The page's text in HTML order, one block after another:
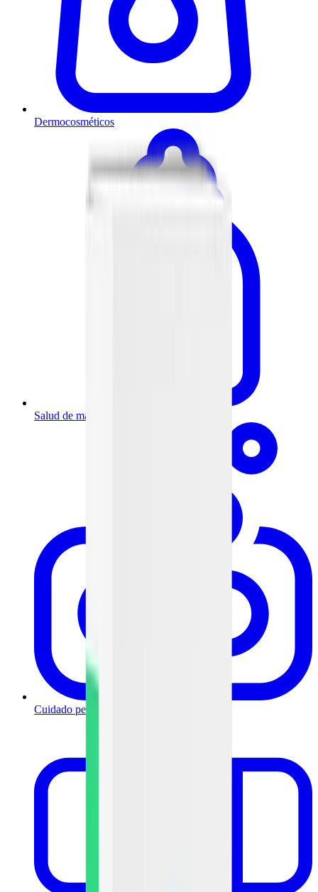
Dermocosméticos
Salud de mamá y bebé
Cuidado personal